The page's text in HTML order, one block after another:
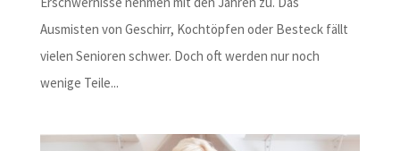
Ausmisten von Geschirr, Kochtöpfen oder Besteck fällt
vielen Senioren schwer. Doch oft werden nur noch
wenige Teile...